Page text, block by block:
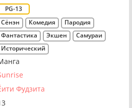
PG-13
Сёнэн Комедия
Пародия
Фантастика
Экшен
Самураи
Исторический
Фудзита